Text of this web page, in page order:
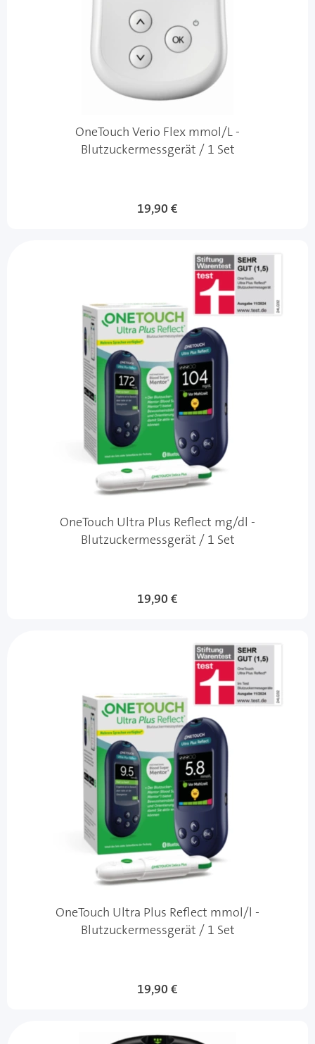
OneTouch Verio Flex mmol/L -
Blutzuckermessgerät / 1 Set
19,90 €
OneTouch Ultra Plus Reflect mg/dl -
Blutzuckermessgerät / 1 Set
19,90 €
OneTouch Ultra Plus Reflect mmol/l -
Blutzuckermessgerät / 1 Set
19,90 €